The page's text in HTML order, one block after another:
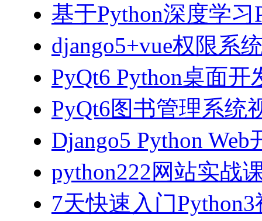
基于Python深度学
django5+vue权限系
PyQt6 Python桌面开
PyQt6图书管理系统
Django5 Python
python222网站实战
7天快速入门